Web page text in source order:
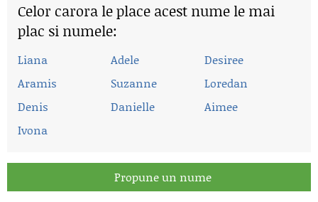
Celor carora le place acest nume le mai
plac si numele:
Liana Adele
Desiree
Aramis
Suzanne
Loredan
Denis
Danielle
Aimee
Ivona
Propune un nume